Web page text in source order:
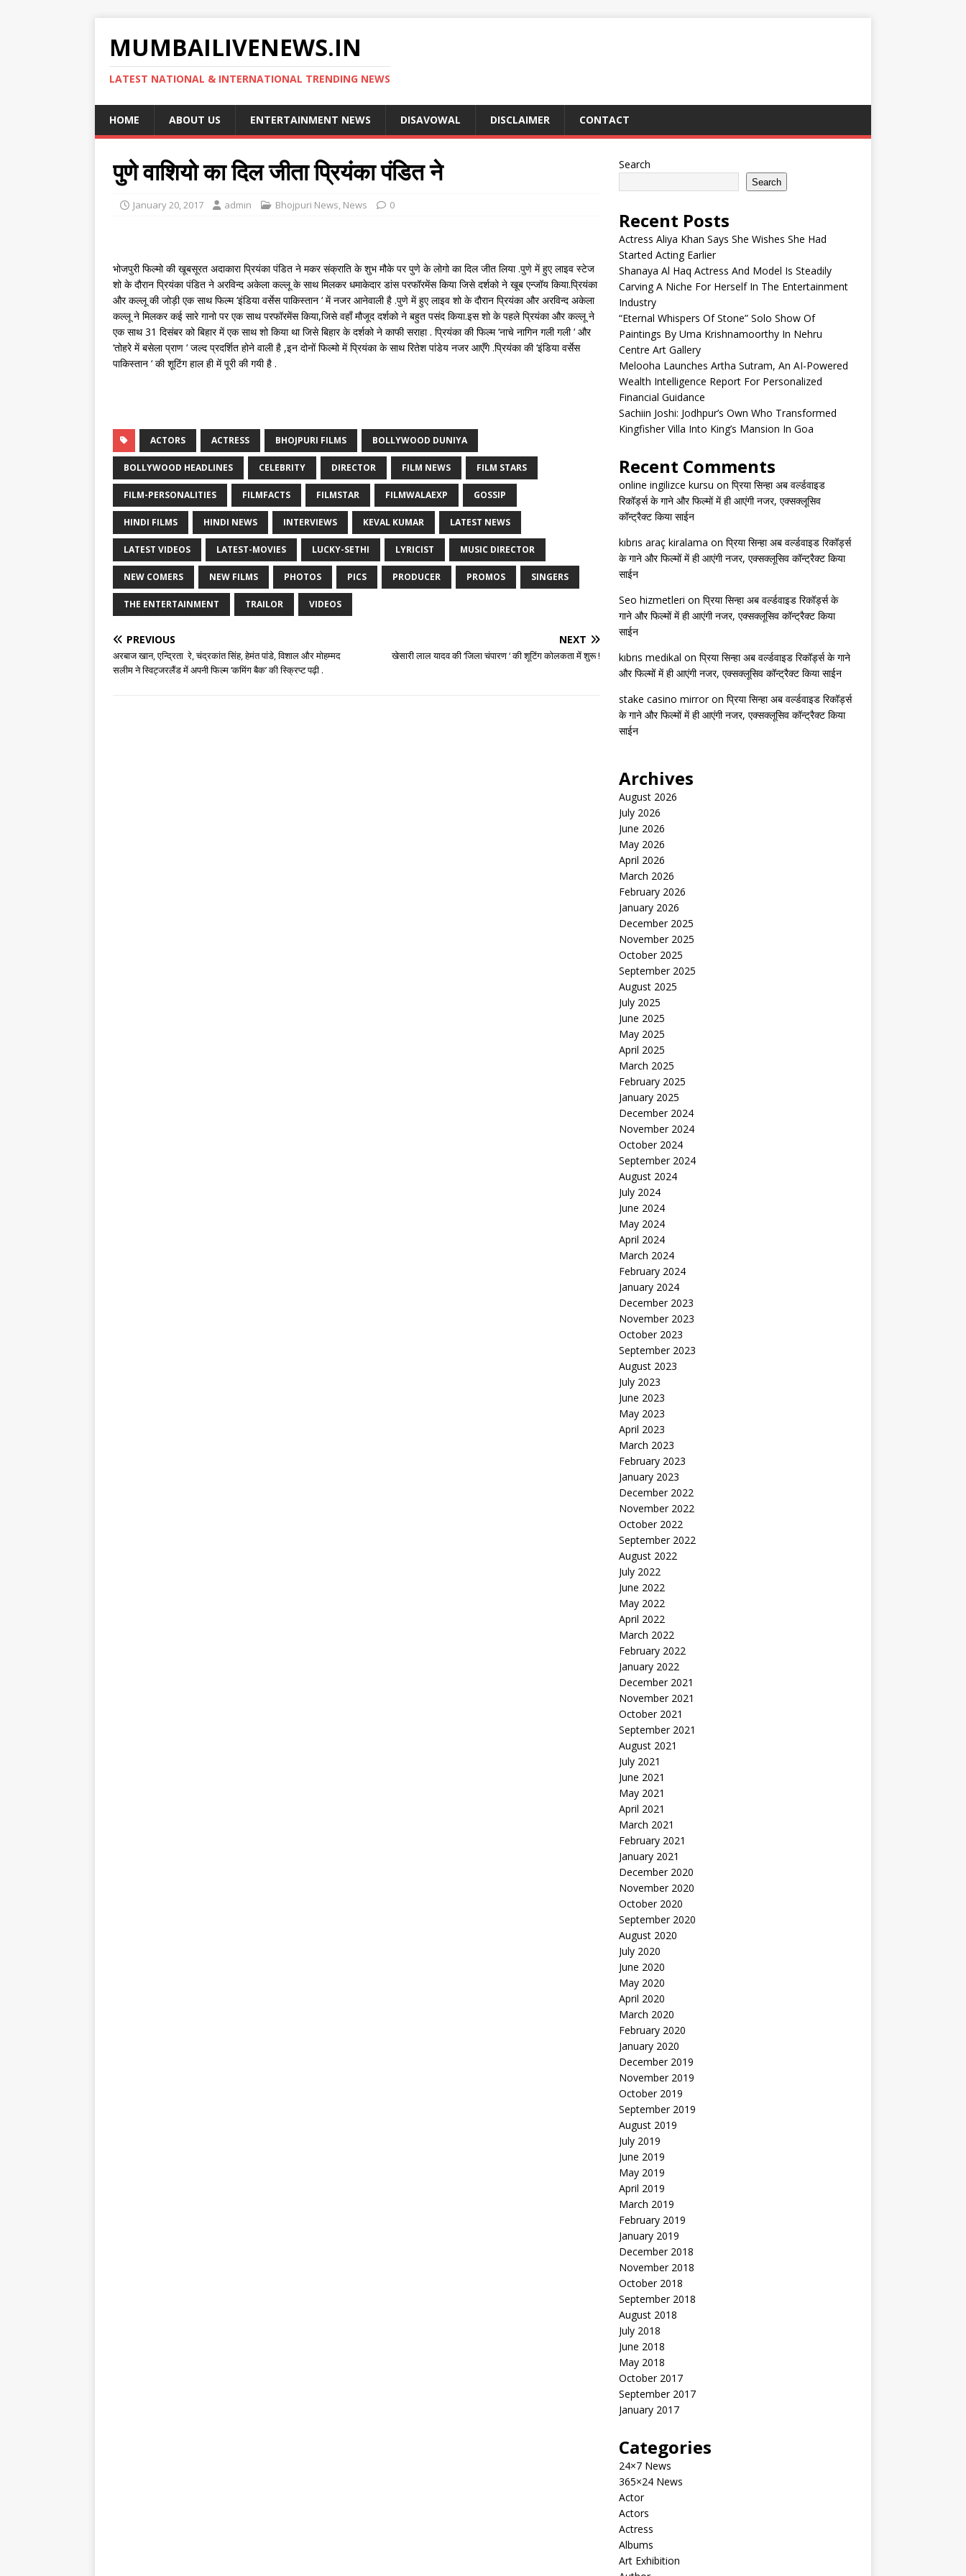
MUMBAILIVENEWS.IN
LATEST NATIONAL & INTERNATIONAL TRENDING NEWS
HOME ABOUT US ENTERTAINMENT NEWS DISAVOWAL DISCLAIMER CONTACT
पुणे वाशियो का दिल जीता प्रियंका पंडित ने
January 20, 2017 admin Bhojpuri News, News 0
भोजपुरी फिल्मो की खूबसूरत अदाकारा प्रियंका पंडित ने मकर संक्राति के शुभ मौके पर पुणे के लोगो का दिल जीत लिया .पुणे में हुए लाइव स्टेज
शो के दौरान प्रियंका पंडित ने अरविन्द अकेला कल्लू के साथ मिलकर धमाकेदार डांस परफॉरमेंस किया जिसे दर्शको ने खूब एन्जॉय किया.प्रियंका
और कल्लू की जोड़ी एक साथ फिल्म ‘इंडिया वर्सेस पाकिस्तान ‘ में नजर आनेवाली है .पुणे में हुए लाइव शो के दौरान प्रियंका और अरविन्द अकेला
कल्लू ने मिलकर कई सारे गानो पर एक साथ परफॉरमेंस किया,जिसे वहाँ मौजूद दर्शको ने बहुत पसंद किया.इस शो के पहले प्रियंका और कल्लू ने
एक साथ 31 दिसंबर को बिहार में एक साथ शो किया था जिसे बिहार के दर्शको ने काफी सराहा . प्रियंका की फिल्म ‘नाचे नागिन गली गली ‘ और
‘तोहरे में बसेला प्राण ‘ जल्द प्रदर्शित होने वाली है ,इन दोनों फिल्मो में प्रियंका के साथ रितेश पांडेय नजर आएँगे .प्रियंका की ‘इंडिया वर्सेस
पाकिस्तान ‘ की शूटिंग हाल ही में पूरी की गयी है .
ACTORS ACTRESS BHOJPURI FILMS BOLLYWOOD DUNIYA
BOLLYWOOD HEADLINES CELEBRITY DIRECTOR FILM NEWS FILM STARS
FILM-PERSONALITIES FILMFACTS FILMSTAR FILMWALAEXP GOSSIP
HINDI FILMS HINDI NEWS INTERVIEWS KEVAL KUMAR LATEST NEWS
LATEST VIDEOS LATEST-MOVIES LUCKY-SETHI LYRICIST MUSIC DIRECTOR
NEW COMERS NEW FILMS PHOTOS PICS PRODUCER PROMOS SINGERS
THE ENTERTAINMENT TRAILOR VIDEOS
PREVIOUS
अरबाज खान, एन्द्रिता रे, चंद्रकांत सिंह, हेमंत पांडे, विशाल और मोहम्मद
सलीम ने स्विट्जरलैंड में अपनी फिल्म ‘कमिंग बैक’ की स्क्रिप्ट पढ़ी .
NEXT
खेसारी लाल यादव की ‘जिला चंपारण ‘ की शूटिंग कोलकता में शुरू !
Search
Search
Recent Posts
Actress Aliya Khan Says She Wishes She Had
Started Acting Earlier
Shanaya Al Haq Actress And Model Is Steadily
Carving A Niche For Herself In The Entertainment
Industry
“Eternal Whispers Of Stone” Solo Show Of
Paintings By Uma Krishnamoorthy In Nehru
Centre Art Gallery
Melooha Launches Artha Sutram, An AI-Powered
Wealth Intelligence Report For Personalized
Financial Guidance
Sachiin Joshi: Jodhpur’s Own Who Transformed
Kingfisher Villa Into King’s Mansion In Goa
Recent Comments
online ingilizce kursu on प्रिया सिन्हा अब वर्ल्डवाइड
रिकॉर्ड्स के गाने और फिल्मों में ही आएंगी नजर, एक्सक्लूसिव
कॉन्ट्रैक्ट किया साईन
kıbrıs araç kiralama on प्रिया सिन्हा अब वर्ल्डवाइड रिकॉर्ड्स
के गाने और फिल्मों में ही आएंगी नजर, एक्सक्लूसिव कॉन्ट्रैक्ट किया
साईन
Seo hizmetleri on प्रिया सिन्हा अब वर्ल्डवाइड रिकॉर्ड्स के
गाने और फिल्मों में ही आएंगी नजर, एक्सक्लूसिव कॉन्ट्रैक्ट किया
साईन
kıbrıs medikal on प्रिया सिन्हा अब वर्ल्डवाइड रिकॉर्ड्स के गाने
और फिल्मों में ही आएंगी नजर, एक्सक्लूसिव कॉन्ट्रैक्ट किया साईन
stake casino mirroron प्रिया सिन्हा अब वर्ल्डवाइड रिकॉर्ड्स
के गाने और फिल्मों में ही आएंगी नजर, एक्सक्लूसिव कॉन्ट्रैक्ट किया
साईन
Archives
August 2026
July 2026
June 2026
May 2026
April 2026
March 2026
February 2026
January 2026
December 2025
November 2025
October 2025
September 2025
August 2025
July 2025
June 2025
May 2025
April 2025
March 2025
February 2025
January 2025
December 2024
November 2024
October 2024
September 2024
August 2024
July 2024
June 2024
May 2024
April 2024
March 2024
February 2024
January 2024
December 2023
November 2023
October 2023
September 2023
August 2023
July 2023
June 2023
May 2023
April 2023
March 2023
February 2023
January 2023
December 2022
November 2022
October 2022
September 2022
August 2022
July 2022
June 2022
May 2022
April 2022
March 2022
February 2022
January 2022
December 2021
November 2021
October 2021
September 2021
August 2021
July 2021
June 2021
May 2021
April 2021
March 2021
February 2021
January 2021
December 2020
November 2020
October 2020
September 2020
August 2020
July 2020
June 2020
May 2020
April 2020
March 2020
February 2020
January 2020
December 2019
November 2019
October 2019
September 2019
August 2019
July 2019
June 2019
May 2019
April 2019
March 2019
February 2019
January 2019
December 2018
November 2018
October 2018
September 2018
August 2018
July 2018
June 2018
May 2018
October 2017
September 2017
January 2017
Categories
24×7 News
365×24 News
Actor
Actors
Actress
Albums
Art Exhibition